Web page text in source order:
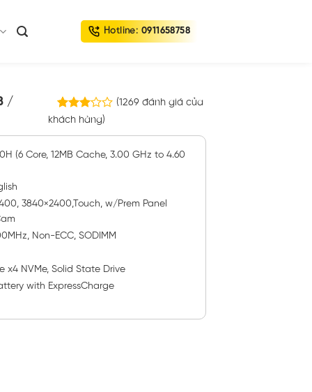
Hotline: 0911658758
/
3.02
trên
1268
(1269 đánh giá của
khách hàng)
(6 Core, 12MB Cache, 3.00 GHz to 4.60
3840×2400,Touch, w/Prem Panel
Non-ECC, SODIMM
x4 NVMe, Solid State Drive
with ExpressCharge